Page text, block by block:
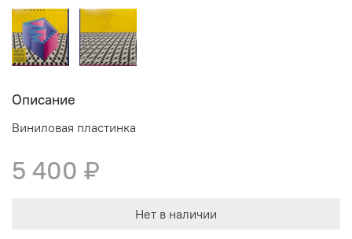
Описание
Виниловая пластинка
5 400 ₽
Нет в наличии